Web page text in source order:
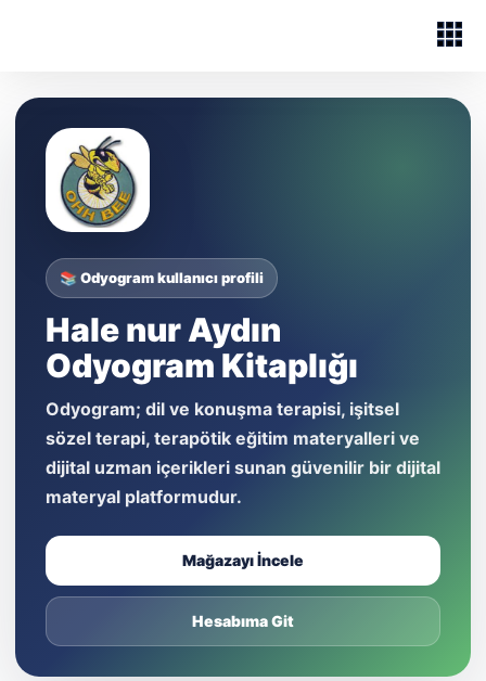
📚 Odyogram kullanıcı profili
Hale nur Aydın
Odyogram Kitaplığı
Odyogram; dil ve konuşma terapisi, işitsel
sözel terapi, terapötik eğitim materyalleri ve
dijital uzman içerikleri sunan güvenilir bir dijital
materyal platformudur.
Mağazayı İncele
Hesabıma Git